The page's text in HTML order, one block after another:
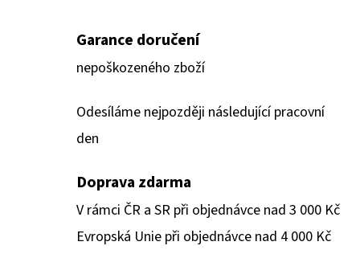
Garance doručení
nepoškozeného zboží
Odesíláme nejpozději následující pracovní
den
Doprava zdarma
V rámci ČR a SR při objednávce nad 3 000 Kč
Evropská Unie při objednávce nad 4 000 Kč